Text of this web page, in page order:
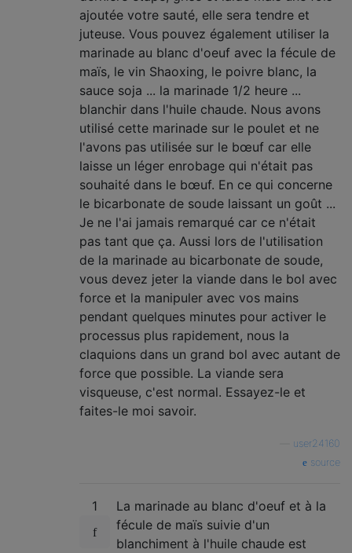
ajoutée votre sauté, elle sera tendre et
juteuse. Vous pouvez également utiliser la
marinade au blanc d'oeuf avec la fécule de
maïs, le vin Shaoxing, le poivre blanc, la
sauce soja ... la marinade 1/2 heure ...
blanchir dans l'huile chaude. Nous avons
utilisé cette marinade sur le poulet et ne
l'avons pas utilisée sur le bœuf car elle
laisse un léger enrobage qui n'était pas
souhaité dans le bœuf. En ce qui concerne
le bicarbonate de soude laissant un goût ...
Je ne l'ai jamais remarqué car ce n'était
pas tant que ça. Aussi lors de l'utilisation
de la marinade au bicarbonate de soude,
vous devez jeter la viande dans le bol avec
force et la manipuler avec vos mains
pendant quelques minutes pour activer le
processus plus rapidement, nous la
claquions dans un grand bol avec autant de
force que possible. La viande sera
visqueuse, c'est normal. Essayez-le et
faites-le moi savoir.
user24160
source
1
La marinade au blanc d'oeuf et à la
fécule de maïs suivie d'un
blanchiment à l'huile chaude est